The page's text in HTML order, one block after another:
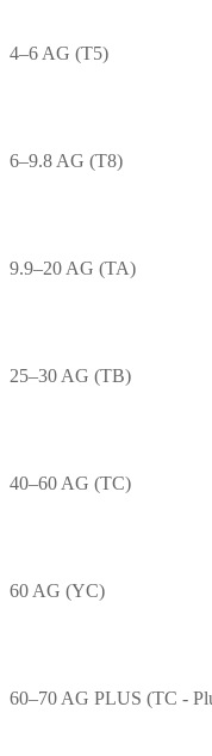
4–6 AG (T5)
6–9.8 AG (T8)
9.9–20 AG (TA)
25–30 AG (TB)
40–60 AG (TC)
60 AG (YC)
60–70 AG PLUS (TC -